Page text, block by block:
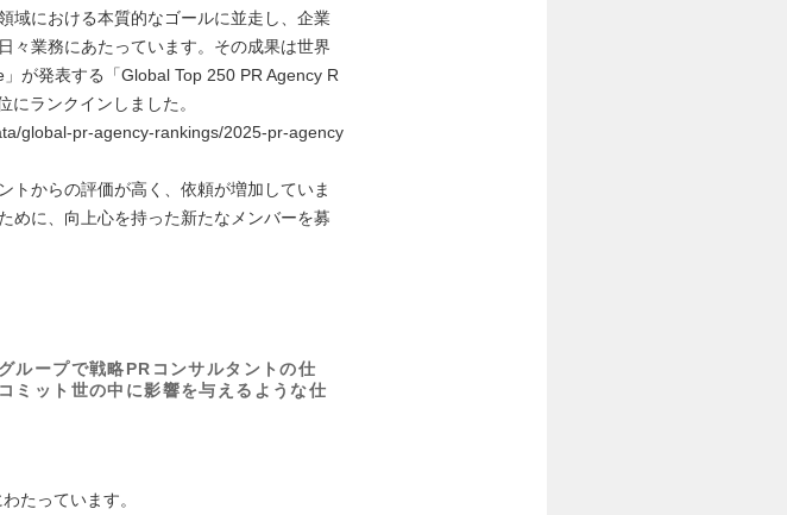
域における本質的なゴールに並走し、企業
々業務にあたっています。その成果は世界
が発表する「Global Top 250 PR Agency R
ランクインしました。
global-pr-agency-rankings/2025-pr-agency
トからの評価が高く、依頼が増加していま
めに、向上心を持った新たなメンバーを募
ループで戦略PRコンサルタントの仕
ミット世の中に影響を与えるような仕
たっています。